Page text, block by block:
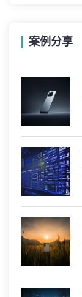
案例分享